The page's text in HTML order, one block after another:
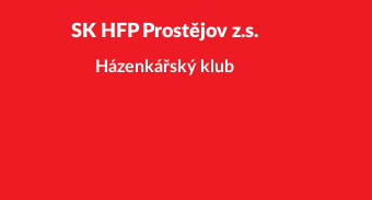
SK HFP Prostějov z.s.
Házenkářský klub